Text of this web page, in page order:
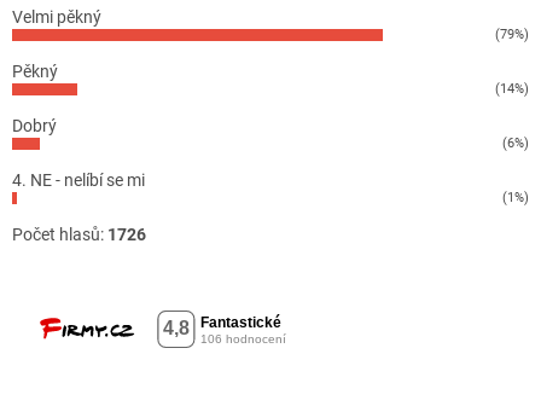
Velmi pěkný
(79%)
Pěkný
(14%)
Dobrý
(6%)
4. NE - nelíbí se mi
(1%)
Počet hlasů: 1726